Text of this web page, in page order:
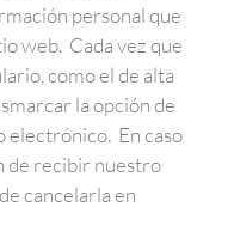
personal que
web. Cada vez que
como el de alta
la opción de
En caso
de recibir nuestro
cancelarla en